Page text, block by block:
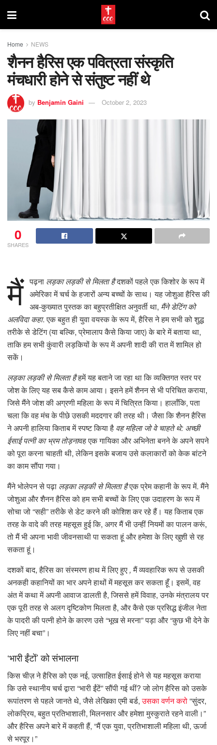
Home NEWS
शैनन हैरिस एक पवित्रता संस्कृति
मंचधारी होने से संतुष्ट नहीं थे
by Benjamin Gaini October 2, 2023
0
SHARES
मैं पढ़ना लड़का लड़की से मिलता हैदशकों पहले एक किशोर के रूप में
अमेरिका में चर्च के हजारों अन्य बच्चों के साथ। यह जोशुआ हैरिस की
अब-कुख्यात पुस्तक का बहुप्रतीक्षित अनुवर्ती था, मैंने डेटिंग को
अलविदा कहा. एक बहुत ही युवा वयस्क के रूप में, हैरिस ने हम सभी को शुद्ध
तरीके से डेटिंग (या बल्कि, प्रेमालाप कैसे किया जाए) के बारे में बताया था,
ताकि हम सभी कुंवारी लड़कियों के रूप में अपनी शादी की रात में शामिल हो
सकें।
लड़का लड़की से मिलता हैहमें यह बताने जा रहा था कि व्यक्तिगत स्तर पर
जोश के लिए यह सब कैसे काम आया। इसने हमें शैनन से भी परिचित कराया,
जिसे मैंने जोश की अग्रणी महिला के रूप में चित्रित किया। हालाँकि, पता
चला कि वह मंच के पीछे उसकी मददगार की तरह थी। जैसा कि शैनन हैरिस
ने अपनी हालिया किताब में स्पष्ट किया है वह महिला जो वे चाहते थे: अच्छी
ईसाई पत्नी का भ्रम तोड़नावह एक गायिका और अभिनेता बनने के अपने सपने
को पूरा करना चाहती थी, लेकिन इसके बजाय उसे कलाकारों को केक बांटने
का काम सौंपा गया।
मैंने भोलेपन से पढ़ा लड़का लड़की से मिलता हैएक प्रेम कहानी के रूप में. मैंने
जोशुआ और शैनन हैरिस को हम सभी बच्चों के लिए एक उदाहरण के रूप में
सोचा जो “सही” तरीके से डेट करने की कोशिश कर रहे हैं। यह किताब एक
तरह के वादे की तरह महसूस हुई कि, अगर मैं भी उन्हीं नियमों का पालन करूं,
तो मैं भी अपना भावी जीवनसाथी पा सकता हूं और हमेशा के लिए खुशी से रह
सकता हूं।
दशकों बाद, हैरिस का संस्मरण हाथ में लिए हुए,मैं व्यवहारिक रूप से उसकी
अनकही कहानियों का भार अपने हाथों में महसूस कर सकता हूँ। इसमें, वह
अंत में कथा में अपनी आवाज डालती है, जिससे हमें विवाह, उनके मंत्रालय पर
एक पूरी तरह से अलग दृष्टिकोण मिलता है, और कैसे एक प्रसिद्ध इंजील नेता
के पादरी की पत्नी होने के कारण उसे “भूख से मरना” पड़ा और “कुछ भी देने के
लिए नहीं बचा”।
‘भारी ईंटों’ को संभालना
किस चीज़ ने हैरिस को एक नई, उत्साहित ईसाई होने से यह महसूस कराया
कि उसे स्थानीय चर्च द्वारा “भारी ईंटें” सौंपी गई थीं? जो लोग हैरिस को उसके
रूपांतरण से पहले जानते थे, जैसे लेखिका एमी बर्ड,उसका वर्णन करो“सुंदर,
लोकप्रिय, बहुत प्रतिभाशाली, मिलनसार और हमेशा मुस्कुराते रहने वाली।”
और हैरिस अपने बारे में कहती हैं, “मैं एक युवा, प्रतिभाशाली महिला थी, ऊर्जा
से भरपूर।”